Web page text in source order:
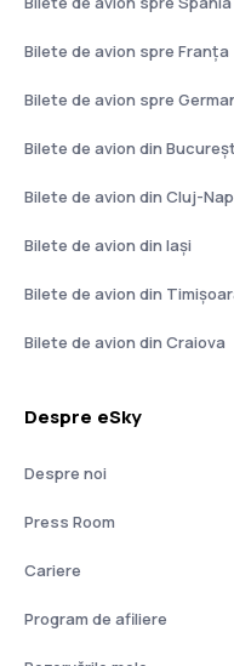
Bilete de avion spre Franţa
Bilete de avion spre
Bilete de avion din
Bilete de avion din Cluj-
Bilete de avion din Iași
Bilete de avion din
Bilete de avion din Craiova
Despre eSky
Despre noi
Press Room
Cariere
Program de afiliere